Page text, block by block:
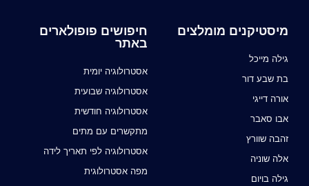
מיסטיקנים מומלצים
גילה מייכל
בת שבע דור
אורה דייגי
אבו סאבר
זהבה שוורץ
אלה שוניה
גילה בויום
חיפושים פופולארים
באתר
אסטרולוגיה יומית
אסטרולוגיה שבועית
אסטרולוגיה חודשית
מתקשרים עם מתים
אסטרולוגיה לפי תאריך לידה
מפה אסטרולוגית